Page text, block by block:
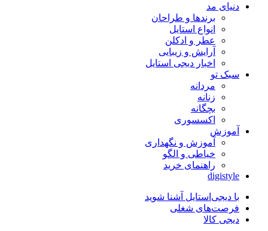
دنیای مد
برندها و طراحان
انواع استایل
عطر و ادکلن
آرایش و زیبایی
اخبار دیجی استایل
سبک تو
مردانه
زنانه
بچگانه
اکسسوری
آموزش
آموزش و نگهداری
خیاطی و الگو
راهنمای خرید
digistyle
با دیجی‌استایل آشنا شوید
فرصت‌های شغلی
دیجی کالا